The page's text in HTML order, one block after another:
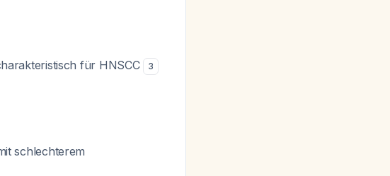
für HNSCC 3
schlechterem